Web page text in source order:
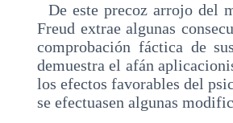
De este precoz arrojo del
Freud extrae algunas
comprobación fáctica de
demuestra el afán
los efectos favorables del
se efectuasen algunas